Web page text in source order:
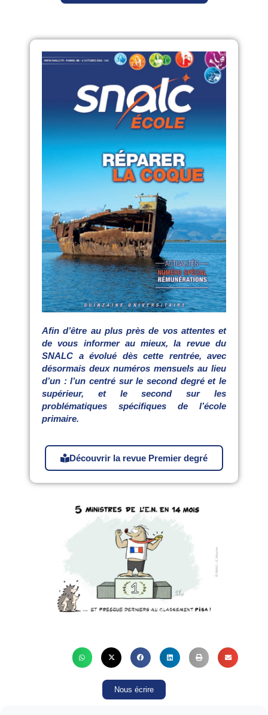
Afin d’être au plus près de vos attentes et
de vous informer au mieux, la revue du
SNALC a évolué dès cette rentrée, avec
désormais deux numéros mensuels au lieu
d’un : l’un centré sur le second degré et le
supérieur, et le second sur les
problématiques spécifiques de l’école
primaire.
Découvrir la revue Premier degré
Nous écrire